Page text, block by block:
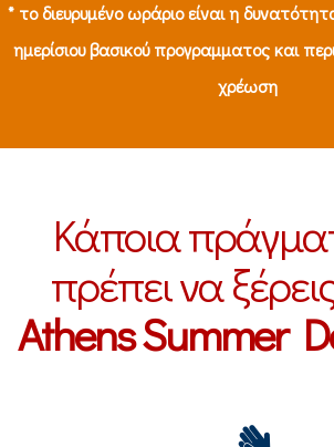
* το διευρυμένο ωράριο είναι η
ημερίσιου βασικού προγραμματος και
χρέωση
Κάποια
πρέπει να
Athens Summer